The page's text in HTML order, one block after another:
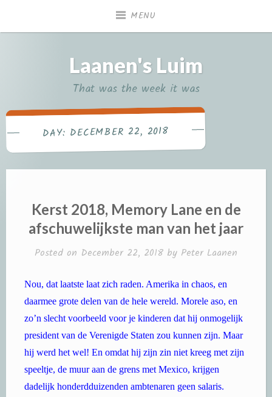
MENU
Laanen's Luim
That was the week it was
DAY: DECEMBER 22, 2018
Kerst 2018, Memory Lane en de
afschuwelijkste man van het jaar
Posted on December 22, 2018 by Peter Laanen
Nou, dat laatste laat zich raden. Amerika in chaos, en
daarmee grote delen van de hele wereld. Morele aso, en
zo’n slecht voorbeeld voor je kinderen dat hij onmogelijk
president van de Verenigde Staten zou kunnen zijn. Maar
hij werd het wel! En omdat hij zijn zin niet kreeg met zijn
speeltje, de muur aan de grens met Mexico, krijgen
dadelijk honderdduizenden ambtenaren geen salaris.